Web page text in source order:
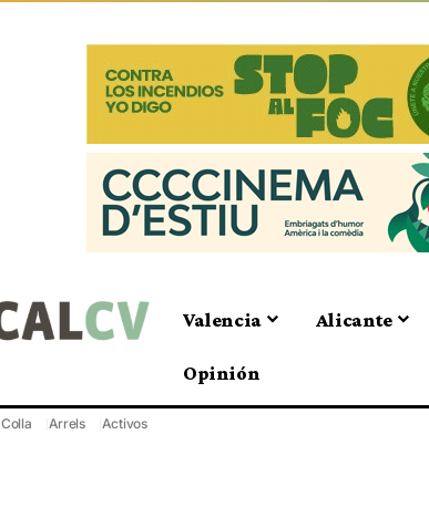
Valencia Alicante
Opinión
Colla Arrels Activos